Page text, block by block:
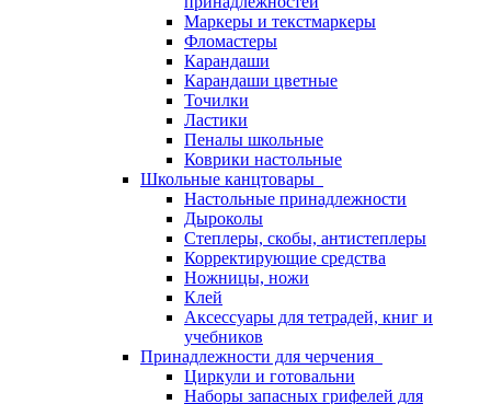
Маркеры и текстмаркеры
Фломастеры
Карандаши
Карандаши цветные
Точилки
Ластики
Пеналы школьные
Коврики настольные
Школьные канцтовары
Настольные принадлежности
Дыроколы
Степлеры, скобы, антистеплеры
Корректирующие средства
Ножницы, ножи
Клей
Аксессуары для тетрадей, книг и
учебников
Принадлежности для черчения
Циркули и готовальни
Наборы запасных грифелей для